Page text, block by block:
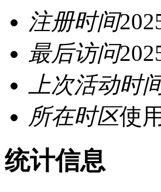
注册时间
最后访问
上次活动时
所在时区使
统计信息